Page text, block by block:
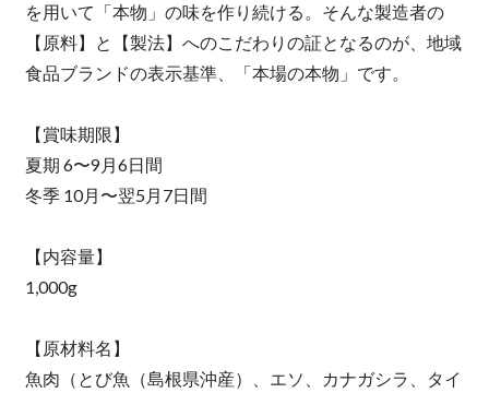
を用いて「本物」の味を作り続ける。そんな製造者の
【原料】と【製法】へのこだわりの証となるのが、地域
食品ブランドの表示基準、「本場の本物」です。
【賞味期限】
夏期 6〜9月6日間
冬季 10月〜翌5月7日間
【内容量】
1,000g
【原材料名】
魚肉（とび魚（島根県沖産）、エソ、カナガシラ、タイ